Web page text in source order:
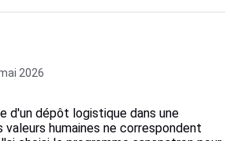
2026
d'un dépôt logistique dans une
humaines ne correspondent